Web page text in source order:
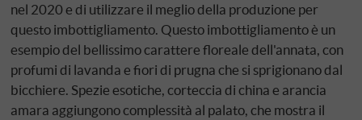
nel 2020 e di utilizzare il meglio della produzione per
questo imbottigliamento. Questo imbottigliamento è un
esempio del bellissimo carattere floreale dell'annata, con
profumi di lavanda e fiori di prugna che si sprigionano dal
bicchiere. Spezie esotiche, corteccia di china e arancia
amara aggiungono complessità al palato, che mostra il